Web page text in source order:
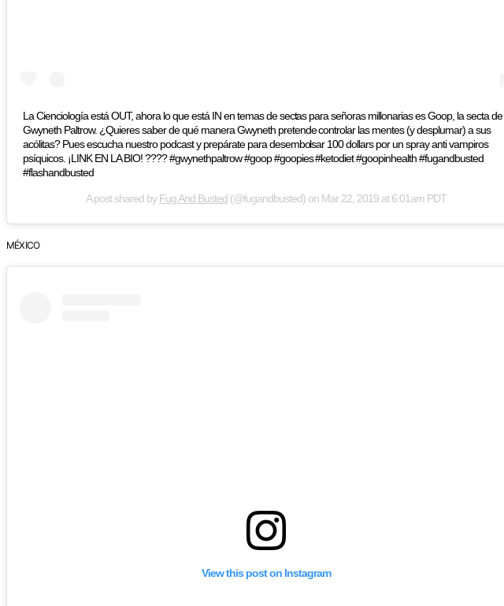
La Cienciología está OUT, ahora lo que está IN en temas de sectas para señoras millonarias es Goop, la secta de
Gwyneth Paltrow. ¿Quieres saber de qué manera Gwyneth pretende controlar las mentes (y desplumar) a sus
acólitas? Pues escucha nuestro podcast y prepárate para desembolsar 100 dollars por un spray anti vampiros
psíquicos. ¡LINK EN LA BIO! ???? #gwynethpaltrow #goop #goopies #ketodiet #goopinhealth #fugandbusted
#flashandbusted
A post shared byFug And Busted (@fugandbusted) on Mar 22, 2019 at 6:01am PDT
MÉXICO
View this post on Instagram